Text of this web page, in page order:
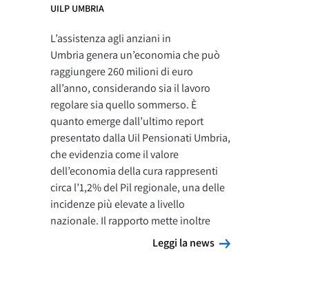
UILP UMBRIA
L’assistenza agli anziani in
Umbria genera un’economia che può
raggiungere 260 milioni di euro
all’anno, considerando sia il lavoro
regolare sia quello sommerso. È
quanto emerge dall’ultimo report
presentato dalla Uil Pensionati Umbria,
che evidenzia come il valore
dell’economia della cura rappresenti
circa l’1,2% del Pil regionale, una delle
incidenze più elevate a livello
nazionale. Il rapporto mette inoltre
Leggi la news
Leggi la news